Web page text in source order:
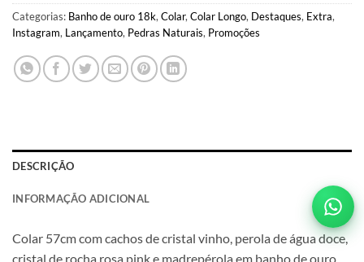
Categorias: Banho de ouro 18k,Colar,Colar Longo, Destaques, Extra,
Instagram, Lançamento, Pedras Naturais, Promoções
DESCRIÇÃO
INFORMAÇÃO ADICIONAL
Colar 57cm com cachos de cristal vinho, perola de água doce,
cristal de rocha rosa pink e madrepérola em banho de ouro